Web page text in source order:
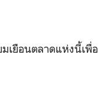
เยือนตลาดแห่งนี้เพื่อ